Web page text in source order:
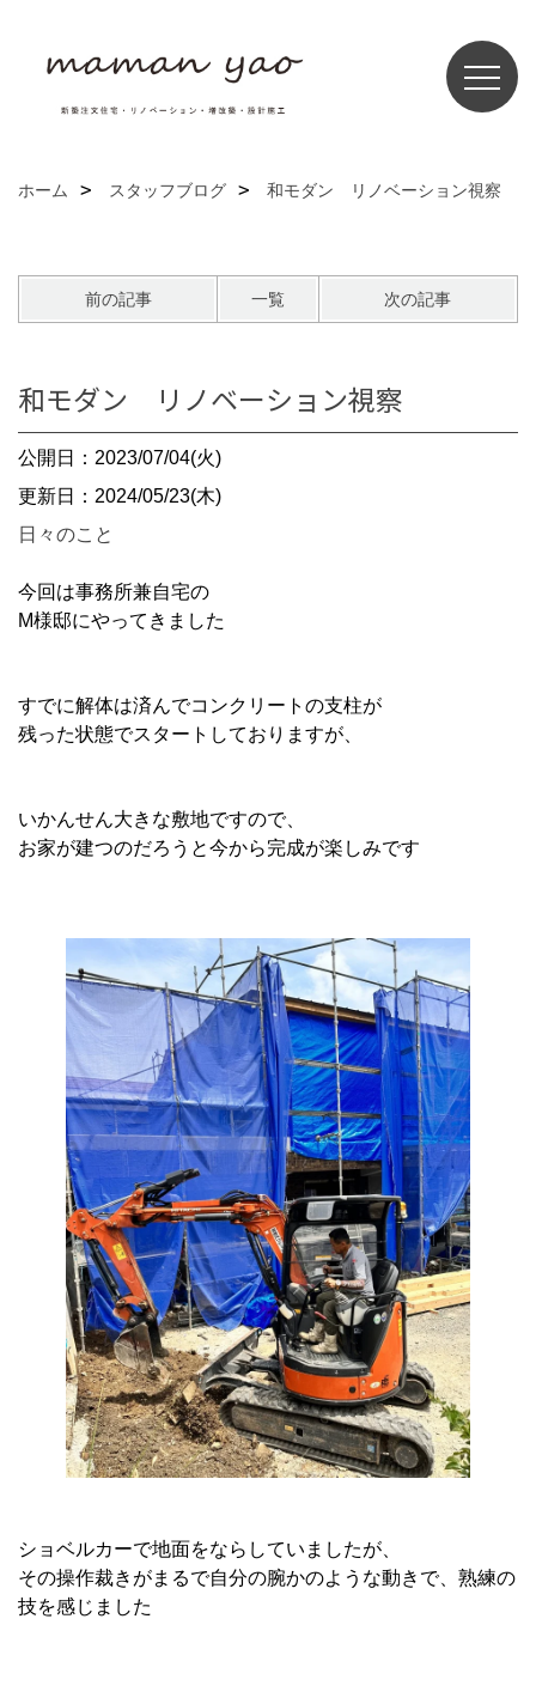
ホーム スタッフブログ 和モダン リノベーション視察
前の記事 一覧 次の記事
和モダン リノベーション視察
公開日：2023/07/04(火)
更新日：2024/05/23(木)
日々のこと
今回は事務所兼自宅の
M様邸にやってきました
すでに解体は済んでコンクリートの支柱が
残った状態でスタートしておりますが、
いかんせん大きな敷地ですので、
お家が建つのだろうと今から完成が楽しみです
ショベルカーで地面をならしていましたが、
その操作裁きがまるで自分の腕かのような動きで、熟練の
技を感じました